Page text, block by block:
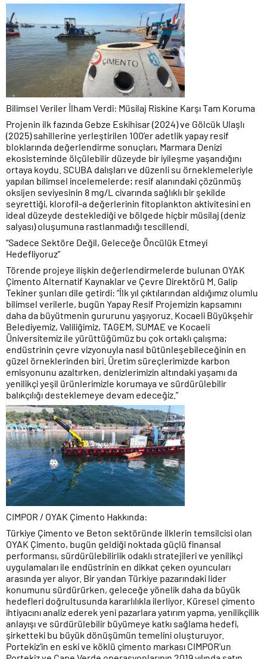
Bilimsel Veriler İlham Verdi: Müsilaj Riskine Karşı Tam Koruma
Projenin ilk fazında Gebze Eskihisar (2024) ve Gölcük Ulaşlı
(2025) sahillerine yerleştirilen 100’er adetlik yapay resif
bloklarında değerlendirme sonuçları, Marmara Denizi
ekosisteminde ölçülebilir düzeyde bir iyileşme yaşandığını
ortaya koydu. SCUBA dalışları ve düzenli su örneklemeleriyle
yapılan bilimsel incelemelerde; resif alanındaki çözünmüş
oksijen seviyesinin 8 mg/L civarında sağlıklı bir şekilde
seyrettiği, klorofil-a değerlerinin fitoplankton aktivitesini en
ideal düzeyde desteklediği ve bölgede hiçbir müsilaj (deniz
salyası) oluşumuna rastlanmadığı tescillendi.
“Sadece Sektöre Değil, Geleceğe Öncülük Etmeyi
Hedefliyoruz”
Törende projeye ilişkin değerlendirmelerde bulunan OYAK
Çimento Alternatif Kaynaklar ve Çevre Direktörü M. Galip
Tekiner şunları dile getirdi: “İlk yıl çıktılarından aldığımız olumlu
bilimsel verilerle, bugün Yapay Resif Projemizin kapsamını
daha da büyütmenin gururunu yaşıyoruz. Kocaeli Büyükşehir
Belediyemiz, Valiliğimiz, TAGEM, SUMAE ve Kocaeli
Üniversitemiz ile yürüttüğümüz bu çok ortaklı çalışma;
endüstrinin çevre vizyonuyla nasıl bütünleşebileceğinin en
güzel örneklerinden biri. Üretim süreçlerimizde karbon
emisyonunu azaltırken, denizlerimizin altındaki yaşamı da
yenilikçi yeşil ürünlerimizle korumaya ve sürdürülebilir
balıkçılığı desteklemeye devam edeceğiz.”
CIMPOR / OYAK Çimento Hakkında:
Türkiye Çimento ve Beton sektöründe ilklerin temsilcisi olan
OYAK Çimento, bugün geldiği noktada güçlü finansal
performansı, sürdürülebilirlik odaklı stratejileri ve yenilikçi
uygulamaları ile endüstrinin en dikkat çeken oyuncuları
arasında yer alıyor. Bir yandan Türkiye pazarındaki lider
konumunu sürdürürken, geleceğe yönelik daha da büyük
hedefleri doğrultusunda kararlılıkla ilerliyor. Küresel çimento
ihtiyacını analiz ederek yeni pazarlara yatırım yapma, yenilikçilik
anlayışı ve sürdürülebilir büyümeye katkı sağlama hedefi,
şirketteki bu büyük dönüşümün temelini oluşturuyor.
Portekiz’in en eski ve köklü çimento markası CIMPOR’un